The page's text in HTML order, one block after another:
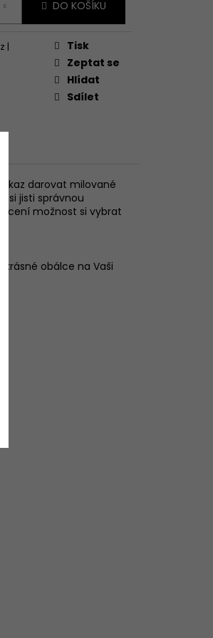
DO KOŠÍKU
|
Tisk
Zeptat se
Hlídat
Sdílet
darovat milované
si jisti správnou
možnost si vybrat
obálce na Vaši